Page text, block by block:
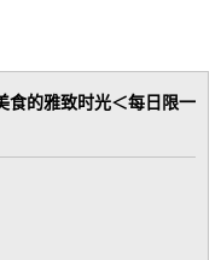
泉和银泉两种温泉，您
食的雅致时光＜每日限一